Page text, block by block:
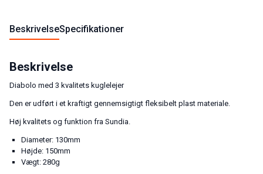
BeskrivelseSpecifikationer
Beskrivelse
Diabolo med 3 kvalitets kuglelejer
Den er udført i et kraftigt gennemsigtigt fleksibelt plast materiale.
Høj kvalitets og funktion fra Sundia.
Diameter: 130mm
Højde: 150mm
Vægt: 280g